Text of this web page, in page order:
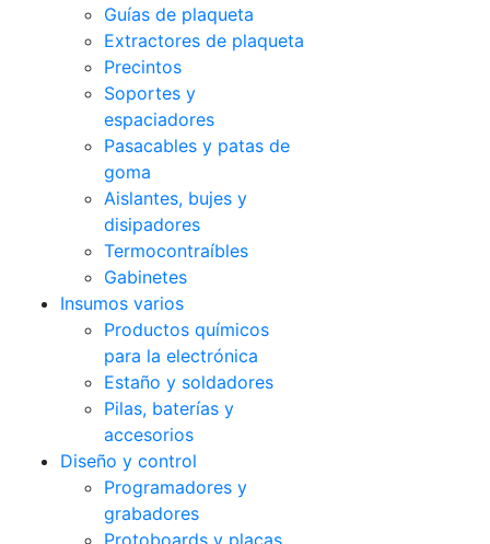
Guías de plaqueta
Extractores de plaqueta
Precintos
Soportes y
espaciadores
Pasacables y patas de
goma
Aislantes, bujes y
disipadores
Termocontraíbles
Gabinetes
Insumos varios
Productos químicos
para la electrónica
Estaño y soldadores
Pilas, baterías y
accesorios
Diseño y control
Programadores y
grabadores
Protoboards y placas